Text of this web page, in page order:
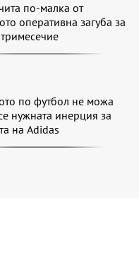
по-малка от
оперативна загуба за
по футбол не можа
нужната инерция за
на Adidas